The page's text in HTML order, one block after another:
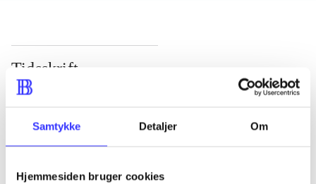
Samtykke Detaljer Om
Hjemmesiden bruger cookies
Tidsskrift
Artiklen er en del af
lorem ipsum dolor sit amet ...
Tidsskrift
Artiklerne i handler ofte om